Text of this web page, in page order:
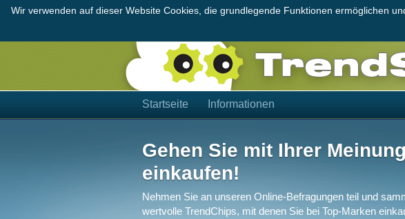
Wir verwenden auf dieser Website Cookies, die grundlegende Funktionen ermöglichen
Startseite Informationen
Gehen Sie mit Ihrer Meinung
einkaufen!
Nehmen Sie an unseren Online-Befragungen teil und
wertvolle TrendChips, mit denen Sie bei Top-Marken